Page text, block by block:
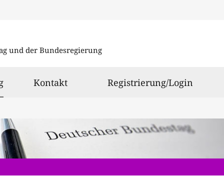
und der Bundesregierung
ausgewählt
Kontakt Registrierung/Login